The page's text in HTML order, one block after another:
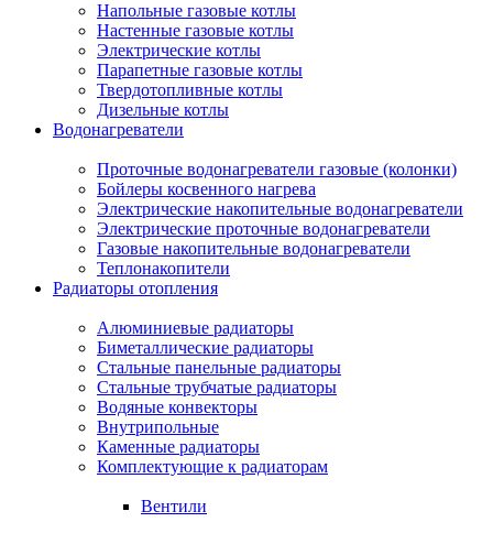
Напольные газовые котлы
Настенные газовые котлы
Электрические котлы
Парапетные газовые котлы
Твердотопливные котлы
Дизельные котлы
Водонагреватели
Проточные водонагреватели газовые (колонки)
Бойлеры косвенного нагрева
Электрические накопительные водонагреватели
Электрические проточные водонагреватели
Газовые накопительные водонагреватели
Теплонакопители
Радиаторы отопления
Алюминиевые радиаторы
Биметаллические радиаторы
Стальные панельные радиаторы
Стальные трубчатые радиаторы
Водяные конвекторы
Внутрипольные
Каменные радиаторы
Комплектующие к радиаторам
Вентили